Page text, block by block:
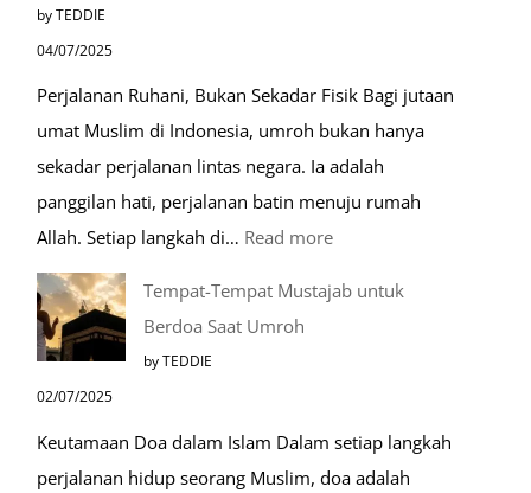
by TEDDIE
04/07/2025
Perjalanan Ruhani, Bukan Sekadar Fisik Bagi jutaan
umat Muslim di Indonesia, umroh bukan hanya
sekadar perjalanan lintas negara. Ia adalah
panggilan hati, perjalanan batin menuju rumah
Allah. Setiap langkah di… Read more:
Paket
Umroh
Tempat-Tempat Mustajab untuk
Berdoa Saat Umroh
by TEDDIE
02/07/2025
Keutamaan Doa dalam Islam Dalam setiap langkah
perjalanan hidup seorang Muslim, doa adalah